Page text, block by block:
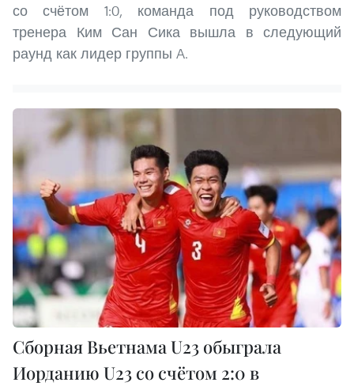
со счётом 1:0, команда под руководством
тренера Ким Сан Сика вышла в следующий
раунд как лидер группы A.
Сборная Вьетнама U23 обыграла
Иорданию U23 со счётом 2:0 в